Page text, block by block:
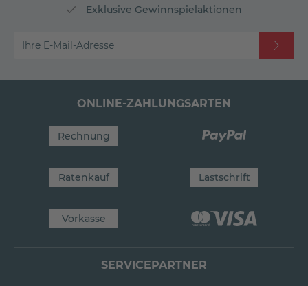
Exklusive Gewinnspielaktionen
Ihre E-Mail-Adresse
ONLINE-ZAHLUNGSARTEN
Rechnung
Ratenkauf Lastschrift
Vorkasse
SERVICEPARTNER